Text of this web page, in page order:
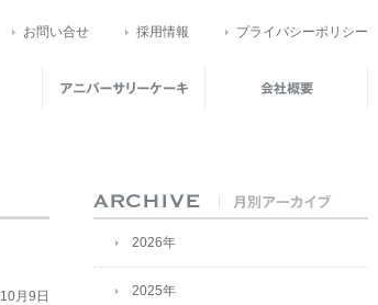
お問い合せ 採用情報 プライバシーポリシー
月9日
2026年
2025年